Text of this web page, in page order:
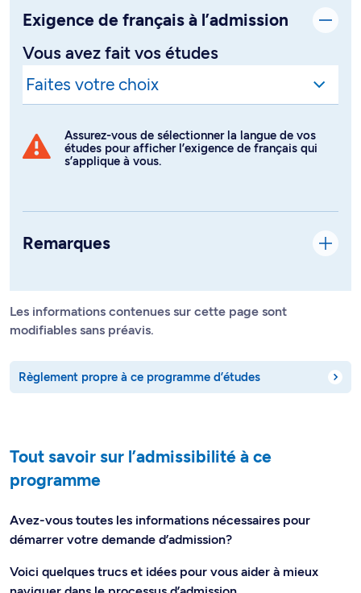
Exigence de français à l’admission
Vous avez fait vos études
Assurez-vous de sélectionner la langue de vos
études pour afficher l’exigence de français qui
s’applique à vous.
Remarques
Les informations contenues sur cette page sont
modifiables sans préavis.
Règlement propre à ce programme d’études
Tout savoir sur l’admissibilité à ce
programme
Avez-vous toutes les informations nécessaires pour
démarrer votre demande d’admission?
Voici quelques trucs et idées pour vous aider à mieux